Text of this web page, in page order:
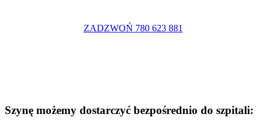
ZADZWOŃ 780 623 881
Szynę możemy dostarczyć bezpośrednio do szpitali: